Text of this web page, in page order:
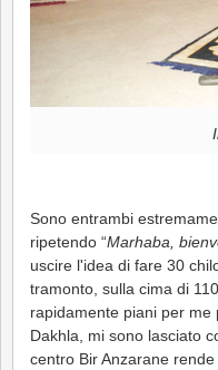
Sono entrambi
ripetendo “Marhaba,
uscire l'idea di fare 30
tramonto, sulla cima di
rapidamente piani per
Dakhla, mi sono lasciato
centro Bir Anzarane